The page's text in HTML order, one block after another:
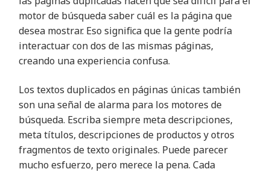
motor de búsqueda saber cuál es la página que
desea mostrar. Eso significa que la gente podría
interactuar con dos de las mismas páginas,
creando una experiencia confusa.
Los textos duplicados en páginas únicas también
son una señal de alarma para los motores de
búsqueda. Escriba siempre meta descripciones,
meta títulos, descripciones de productos y otros
fragmentos de texto originales. Puede parecer
mucho esfuerzo, pero merece la pena. Cada